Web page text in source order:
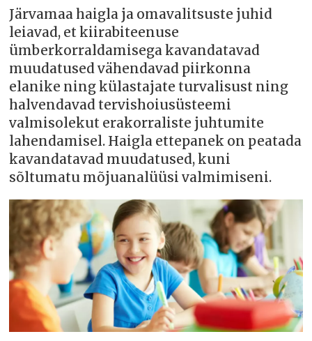
Järvamaa haigla ja omavalitsuste juhid
leiavad, et kiirabiteenuse
ümberkorraldamisega kavandatavad
muudatused vähendavad piirkonna
elanike ning külastajate turvalisust ning
halvendavad tervishoiusüsteemi
valmisolekut erakorraliste juhtumite
lahendamisel. Haigla ettepanek on peatada
kavandatavad muudatused, kuni
sõltumatu mõjuanalüüsi valmimiseni.